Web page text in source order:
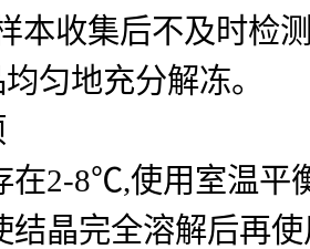
本收集后不及时检
匀地充分解冻。
在2-8℃,使用室温平
结晶完全溶解后再